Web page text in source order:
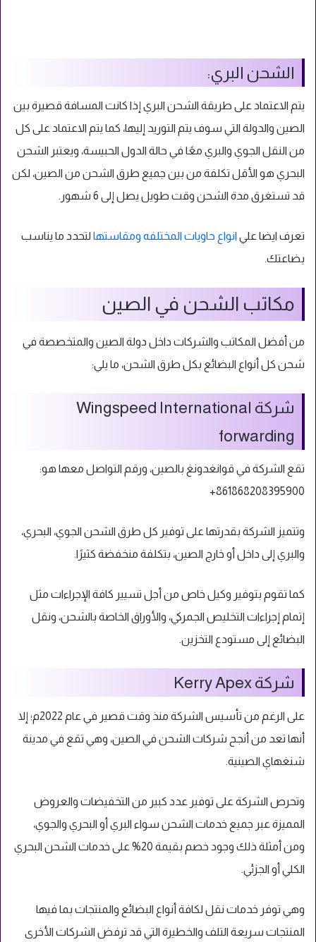
الشحن البري:
يتم الاعتماد على طريقة الشحن البري إذا كانت المسافة قصيرة بين
الصين والدولة التي سوف يتم التوريد إليها، كما يتم الاعتماد على كل
من النقل الجوي والبري معًا في حالة الدول الحبيسة، ويعتبر الشحن
البحري هو الأقل تكلفة من بين جميع طرق الشحن من الصين، لكن
قد تستغرق مدة الشحن وقت طويل يصل إلى 6 شهور.
تعرف ايضا عليانواع حاويات المختلفه ومقاستها لتحدد ما يناسب
بضاعتك.
مكاتب الشحن في الصين
من أفضل المكاتب والشركات داخل دولة الصين والمتخصصة في
شحن كل أنواع البضائع بكل طرق الشحن، ما يلي:
شركة Wingspeed International
forwarding
تقع الشركة في قوانغدونغ بالصين، ورقم التواصل معها هو:
861868208395900+
وتتميز الشركة بقدرتها على توفير كل طرق الشحن الجوي، البحري،
والبري إلى داخل أو خارج الصين، بتكلفة منخفضة كثيرًا.
كما تقوم بتوفير وكيل خاص من أجل تسيير كافة الإجراءات مثل
إتمام إجراءات التخليص الجمركي، والأوراق الخاصة بالشحن، ونقل
البضائع إلى مستودع التخزين.
شركة Kerry Apex
على الرغم من تأسيس الشركة منذ وقت قصير في عام 2022م؛ إلا
أنها تعد من أنجح شركات الشحن في الصين، وهي تقع في مدينة
شنغهاي الصينية.
وتحرص الشركة على توفير عدد كبير من التخفيضات والعروض
المميزة عبر جميع خدمات الشحن سواء البري أو البحري والجوي،
ومن أمثلة ذلك وجود خصم بقيمة 20% على خدمات الشحن البحري
الكلي أو الجزئي.
وهي توفر خدمات نقل لكافة أنواع البضائع والمنتجات بما فيها
المنتجات سريعة التلف والخطيرة التي قد ترفض الشركات الأخرى